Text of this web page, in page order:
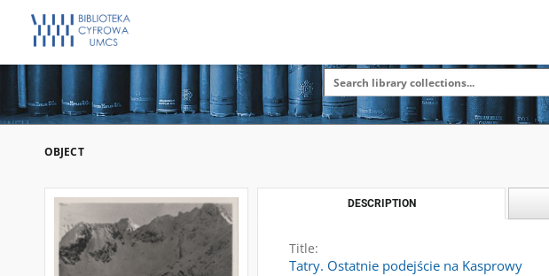
OBJECT
DESCRIPTION
Title:
Tatry. Ostatnie podejście na Kasprowy